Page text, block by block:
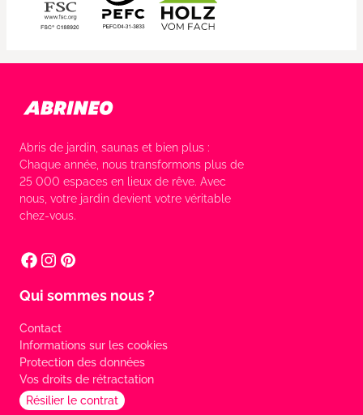
Abris de jardin, saunas et bien plus :
Chaque année, nous transformons plus de
25 000 espaces en lieux de rêve. Avec
nous, votre jardin devient votre véritable
chez-vous.
Qui sommes nous ?
Contact
Informations sur les cookies
Protection des données
Vos droits de rétractation
Résilier le contrat